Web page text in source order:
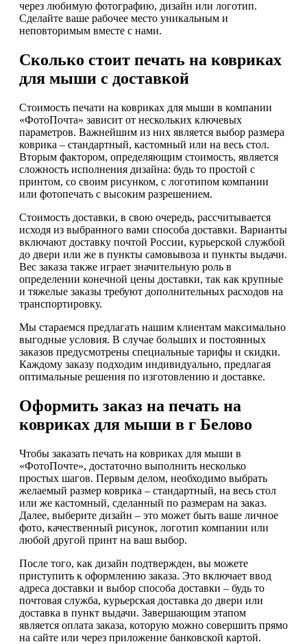
через любимую фотографию, дизайн или логотип.
Сделайте ваше рабочее место уникальным и
неповторимым вместе с нами.
Сколько стоит печать на ковриках
для мыши с доставкой
Стоимость печати на ковриках для мыши в компании
«ФотоПочта» зависит от нескольких ключевых
параметров. Важнейшим из них является выбор размера
коврика – стандартный, кастомный или на весь стол.
Вторым фактором, определяющим стоимость, является
сложность исполнения дизайна: будь то простой с
принтом, со своим рисунком, с логотипом компании
или фотопечать с высоким разрешением.
Стоимость доставки, в свою очередь, рассчитывается
исходя из выбранного вами способа доставки. Варианты
включают доставку почтой России, курьерской службой
до двери или же в пункты самовывоза и пункты выдачи.
Вес заказа также играет значительную роль в
определении конечной цены доставки, так как крупные
и тяжелые заказы требуют дополнительных расходов на
транспортировку.
Мы стараемся предлагать нашим клиентам максимально
выгодные условия. В случае больших и постоянных
заказов предусмотрены специальные тарифы и скидки.
Каждому заказу подходим индивидуально, предлагая
оптимальные решения по изготовлению и доставке.
Оформить заказ на печать на
ковриках для мыши в г Белово
Чтобы заказать печать на ковриках для мыши в
«ФотоПочте», достаточно выполнить несколько
простых шагов. Первым делом, необходимо выбрать
желаемый размер коврика – стандартный, на весь стол
или же кастомный, сделанный по размерам на заказ.
Далее, выберите дизайн – это может быть ваше личное
фото, качественный рисунок, логотип компании или
любой другой принт на ваш выбор.
После того, как дизайн подтвержден, вы можете
приступить к оформлению заказа. Это включает ввод
адреса доставки и выбор способа доставки – будь то
почтовая служба, курьерская доставка до двери или
доставка в пункт выдачи. Завершающим этапом
является оплата заказа, которую можно совершить прямо
на сайте или через приложение банковской картой.